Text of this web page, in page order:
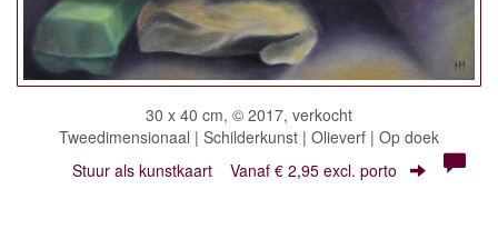
30 x 40 cm, © 2017, verkocht
Tweedimensionaal | Schilderkunst | Olieverf | Op doek
Stuur als kunstkaart Vanaf € 2,95 excl. porto